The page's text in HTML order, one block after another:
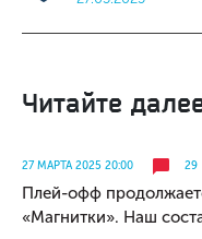
Читайте
27 МАРТА 2025 20:00 29
Плей-офф
«Магнитки». Наш